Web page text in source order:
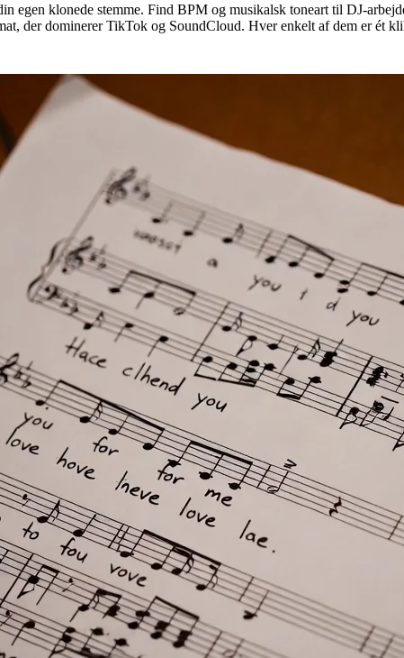
egen klonede stemme. Find BPM og musikalsk toneart til DJ-
der dominerer TikTok og SoundCloud. Hver enkelt af dem er ét